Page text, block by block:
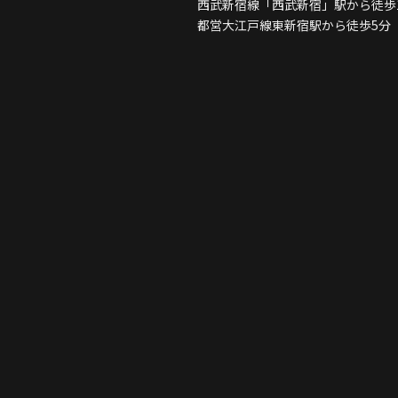
西武新宿線「西武新宿」駅から徒
都営大江戸線東新宿駅から徒歩5分